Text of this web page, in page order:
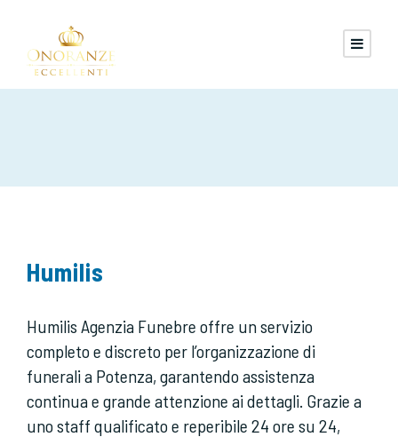
Humilis
Humilis Agenzia Funebre offre un servizio
completo e discreto per l’organizzazione di
funerali a Potenza, garantendo assistenza
continua e grande attenzione ai dettagli. Grazie a
uno staff qualificato e reperibile 24 ore su 24,